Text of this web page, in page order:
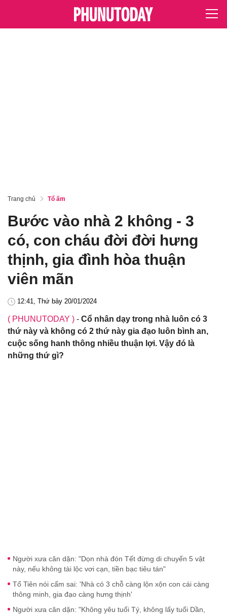
Trang chủ Tổ ấm
Bước vào nhà 2 không - 3
có, con cháu đời đời hưng
thịnh, gia đình hòa thuận
viên mãn
12:41, Thứ bảy 20/01/2024
( PHUNUTODAY ) - Cổ nhân dạy trong nhà luôn có 3
thứ này và không có 2 thứ này gia đạo luôn bình an,
cuộc sống hanh thông nhiều thuận lợi. Vậy đó là
những thứ gì?
Người xưa căn dặn: "Dọn nhà đón Tết đừng di chuyển 5 vật
này, nếu không tài lộc vơi cạn, tiền bạc tiêu tán"
Tổ Tiên nói cấm sai: 'Nhà có 3 chỗ càng lộn xộn con cái càng
thông minh, gia đạo càng hưng thịnh'
Người xưa căn dặn: "Không yêu tuổi Tý, không lấy tuổi Dần,